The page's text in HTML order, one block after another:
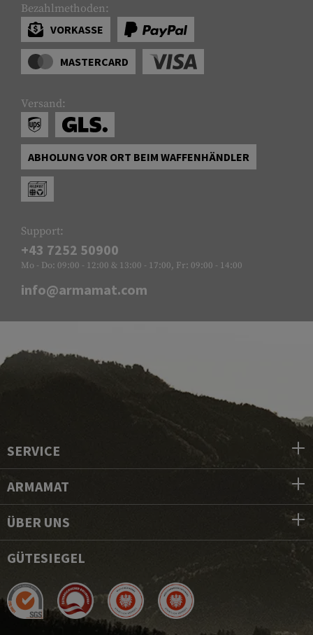
Bezahlmethoden:
VORKASSE
MASTERCARD
Versand:
ABHOLUNG VOR ORT BEIM WAFFENHÄNDLER
Support:
+43 7252 50900
Mo - Do: 09:00 - 12:00 & 13:00 - 17:00, Fr: 09:00 - 14:00
info@armamat.com
SERVICE
ARMAMAT
ÜBER UNS
GÜTESIEGEL